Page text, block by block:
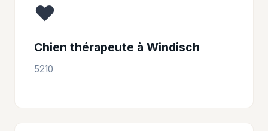
❤️
Chien thérapeute à Windisch
5210